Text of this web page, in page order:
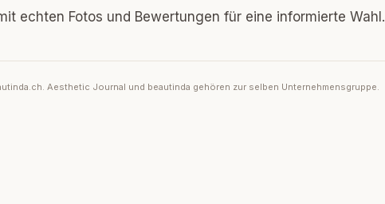
echten Fotos und Bewertungen für eine informierte Wahl.
Aesthetic Journal und beautinda gehören zur selben Unternehmensgruppe.